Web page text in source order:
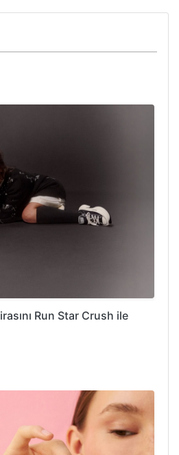
Run Star Crush ile